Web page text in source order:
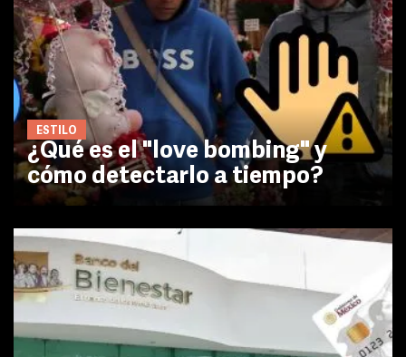
ESTILO
¿Qué es el "love bombing" y
cómo detectarlo a tiempo?